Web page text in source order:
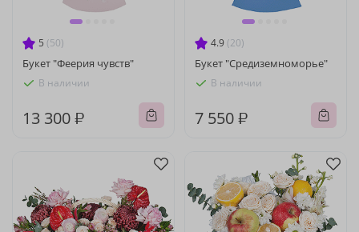
5 (50)
Букет "Феерия чувств"
В наличии
13 300 ₽
4.9 (20)
Букет "Средиземноморье"
В наличии
7 550 ₽